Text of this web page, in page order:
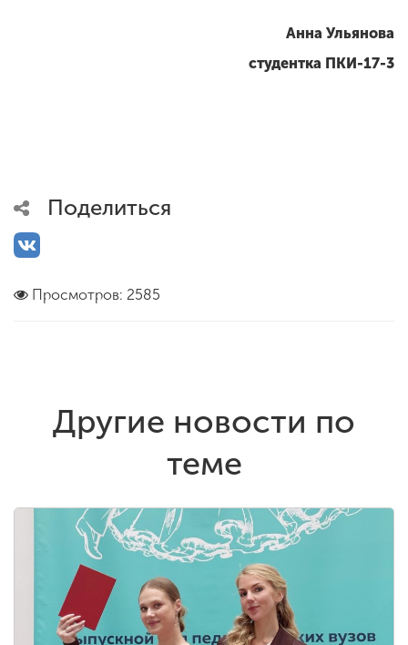
Анна Ульянова
студентка ПКИ-17-3
Поделиться
Просмотров: 2585
Другие новости по
теме